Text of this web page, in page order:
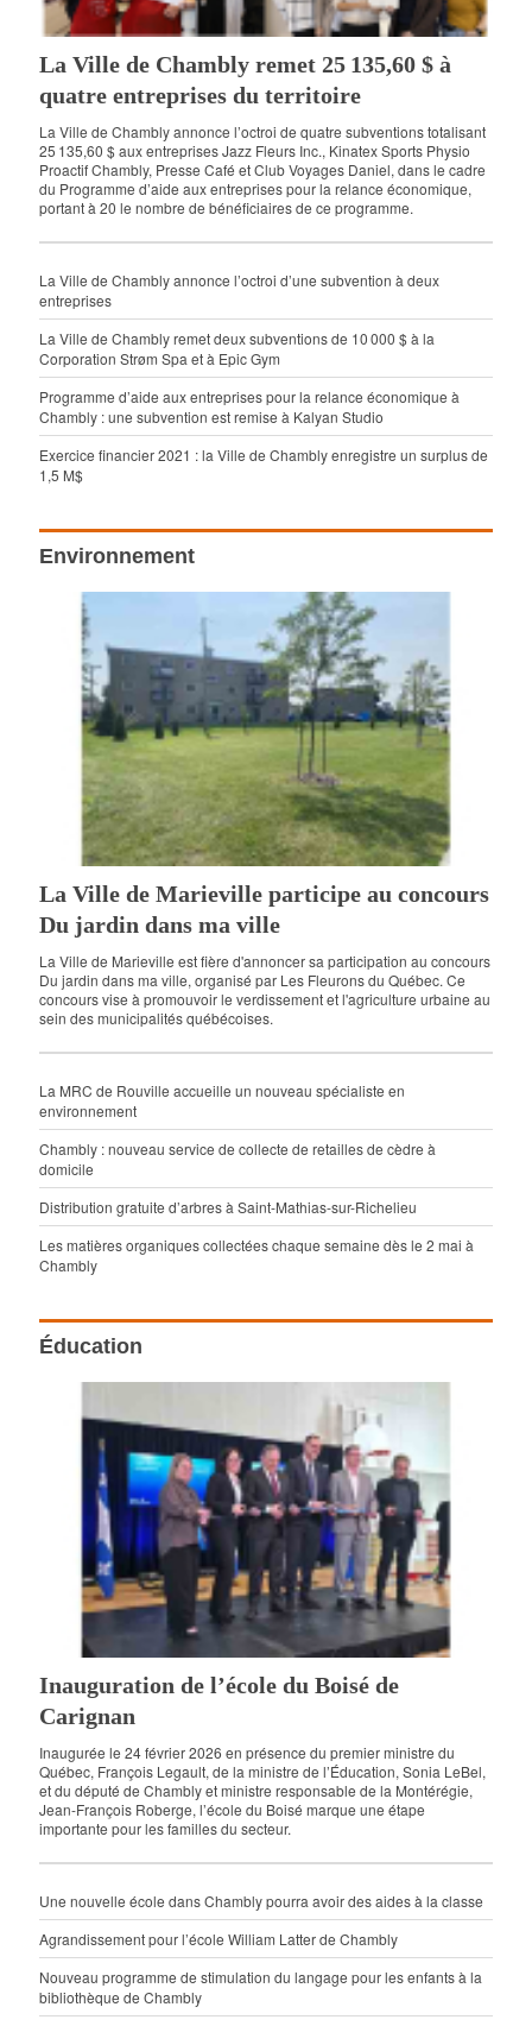
La Ville de Chambly remet 25 135,60 $ à
quatre entreprises du territoire
La Ville de Chambly annonce l’octroi de quatre subventions totalisant
25 135,60 $ aux entreprises Jazz Fleurs Inc., Kinatex Sports Physio
Proactif Chambly, Presse Café et Club Voyages Daniel, dans le cadre
du Programme d’aide aux entreprises pour la relance économique,
portant à 20 le nombre de bénéficiaires de ce programme.
La Ville de Chambly annonce l’octroi d’une subvention à deux
entreprises
La Ville de Chambly remet deux subventions de 10 000 $ à la
Corporation Strøm Spa et à Epic Gym
Programme d’aide aux entreprises pour la relance économique à
Chambly : une subvention est remise à Kalyan Studio
Exercice financier 2021 : la Ville de Chambly enregistre un surplus de
1,5 M$
Environnement
La Ville de Marieville participe au concours
Du jardin dans ma ville
La Ville de Marieville est fière d'annoncer sa participation au concours
Du jardin dans ma ville, organisé par Les Fleurons du Québec. Ce
concours vise à promouvoir le verdissement et l'agriculture urbaine au
sein des municipalités québécoises.
La MRC de Rouville accueille un nouveau spécialiste en
environnement
Chambly : nouveau service de collecte de retailles de cèdre à
domicile
Distribution gratuite d’arbres à Saint-Mathias-sur-Richelieu
Les matières organiques collectées chaque semaine dès le 2 mai à
Chambly
Éducation
Inauguration de l’école du Boisé de
Carignan
Inaugurée le 24 février 2026 en présence du premier ministre du
Québec, François Legault, de la ministre de l’Éducation, Sonia LeBel,
et du député de Chambly et ministre responsable de la Montérégie,
Jean-François Roberge, l’école du Boisé marque une étape
importante pour les familles du secteur.
Une nouvelle école dans Chambly pourra avoir des aides à la classe
Agrandissement pour l’école William Latter de Chambly
Nouveau programme de stimulation du langage pour les enfants à la
bibliothèque de Chambly